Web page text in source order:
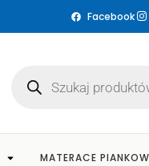
Facebook
MATERACE